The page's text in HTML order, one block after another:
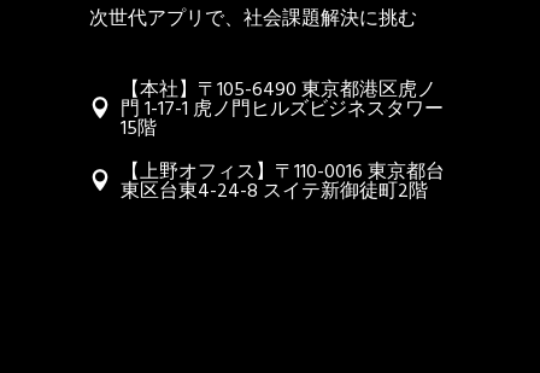
次世代アプリで、社会課題解決に挑む
【本社】〒105-6490 東京都港区虎ノ
門 1-17-1 虎ノ門ヒルズビジネスタワー
15階
【上野オフィス】〒110-0016 東京都台
東区台東4-24-8 スイテ新御徒町2階